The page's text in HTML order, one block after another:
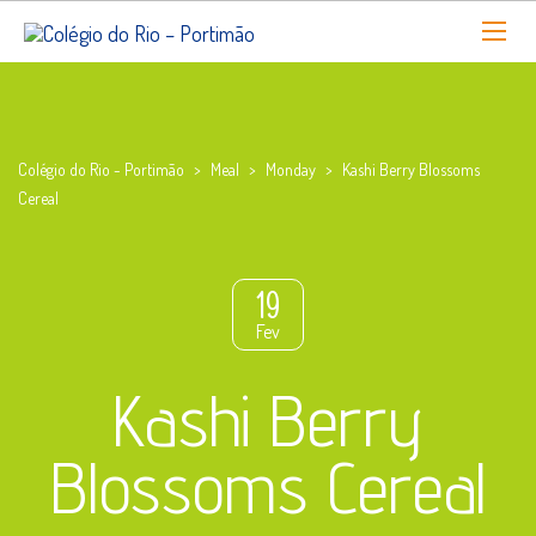
Colégio do Rio - Portimão > Meal > Monday > Kashi Berry Blossoms
Cereal
19
Fev
Kashi Berry
Blossoms Cereal